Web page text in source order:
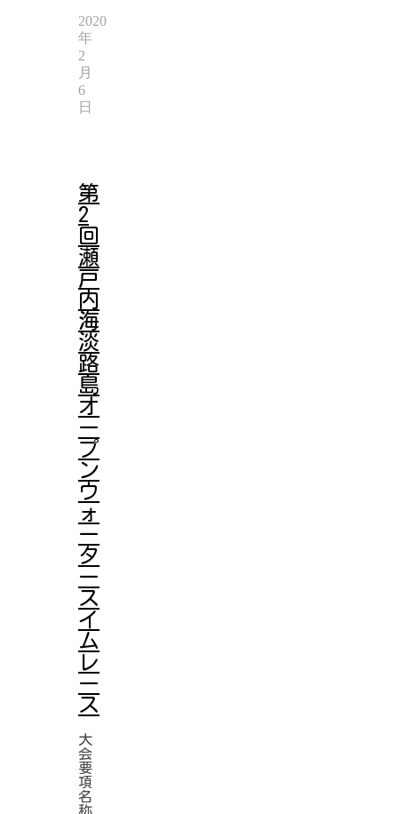
2020
年
2
月
6
日
第
2
回
瀬
戸
内
海
淡
路
島
オ
ー
プ
ン
ウ
ォ
ー
タ
ー
ス
イ
ム
レ
ー
ス
大
会
要
項
名
称